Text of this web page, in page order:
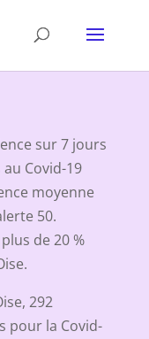
sur 7 jours
Covid-19
moyenne
50.
de 20 %
292
pour la Covid-